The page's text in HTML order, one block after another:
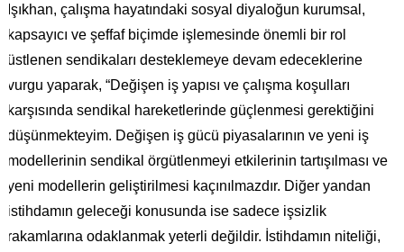
Işıkhan, çalışma hayatındaki sosyal diyaloğun kurumsal,
kapsayıcı ve şeffaf biçimde işlemesinde önemli bir rol
üstlenen sendikaları desteklemeye devam edeceklerine
vurgu yaparak, “Değişen iş yapısı ve çalışma koşulları
karşısında sendikal hareketlerinde güçlenmesi gerektiğini
düşünmekteyim. Değişen iş gücü piyasalarının ve yeni iş
modellerinin sendikal örgütlenmeyi etkilerinin tartışılması ve
yeni modellerin geliştirilmesi kaçınılmazdır. Diğer yandan
istihdamın geleceği konusunda ise sadece işsizlik
rakamlarına odaklanmak yeterli değildir. İstihdamın niteliği,